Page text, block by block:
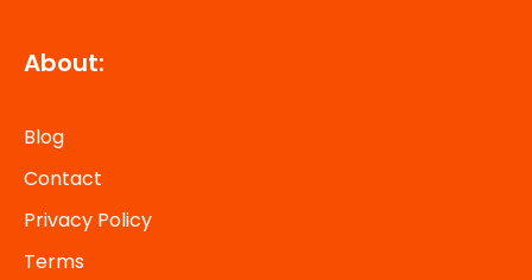
About:
Blog
Contact
Privacy Policy
Terms